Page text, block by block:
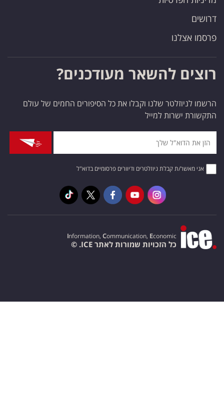
דרושים
פרסמו אצלנו
רוצים להשאר מעודכנים?
הרשמו לניוזלטר שלנו וקבלו את כל הסיפורים החמים של עולם
התקשורת ישרות למייל
אני מאשר/ת קבלת ניוזלטרים ודיוורים פרסומיים בדוא"ל
Information, Communication, Economic
כל הזכויות שמורות לאתר ICE. ©